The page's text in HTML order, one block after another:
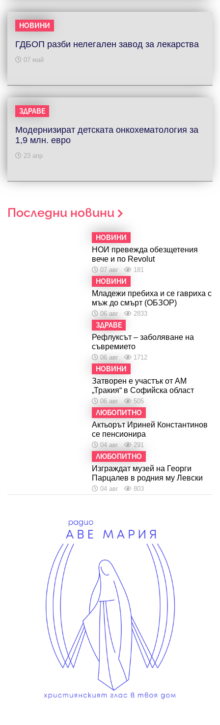
НОВИНИ
ГДБОП разби нелегален завод за лекарства
07 май
ЗДРАВЕ
Модернизират детската онкохематология за
1,9 млн. евро
23 апр
Последни новини
НОВИНИ
НОИ превежда обезщетения
вече и по Revolut
07 авг 181
НОВИНИ
Младежи пребиха и се гавриха с
мъж до смърт (ОБЗОР)
06 авг 2833
ЗДРАВЕ
Рефлуксът – заболяване на
съвремието
06 авг 1712
НОВИНИ
Затворен е участък от АМ
„Тракия“ в Софийска област
06 авг 505
ЛЮБОПИТНО
Актьорът Ириней Константинов
се пенсионира
04 авг 291
ЛЮБОПИТНО
Изграждат музей на Георги
Парцалев в родния му Левски
04 авг 803